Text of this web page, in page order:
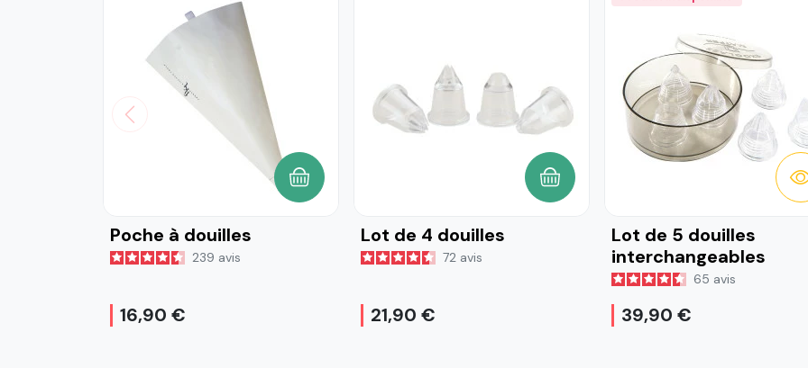
Poche à douilles
239 avis
16,90 €
AJOUTER AU PANIER
Lot de 4 douilles
72 avis
21,90 €
AJOUTER AU PANIER
Lot de 5 douilles
interchangeables
65 avis
39,90 €